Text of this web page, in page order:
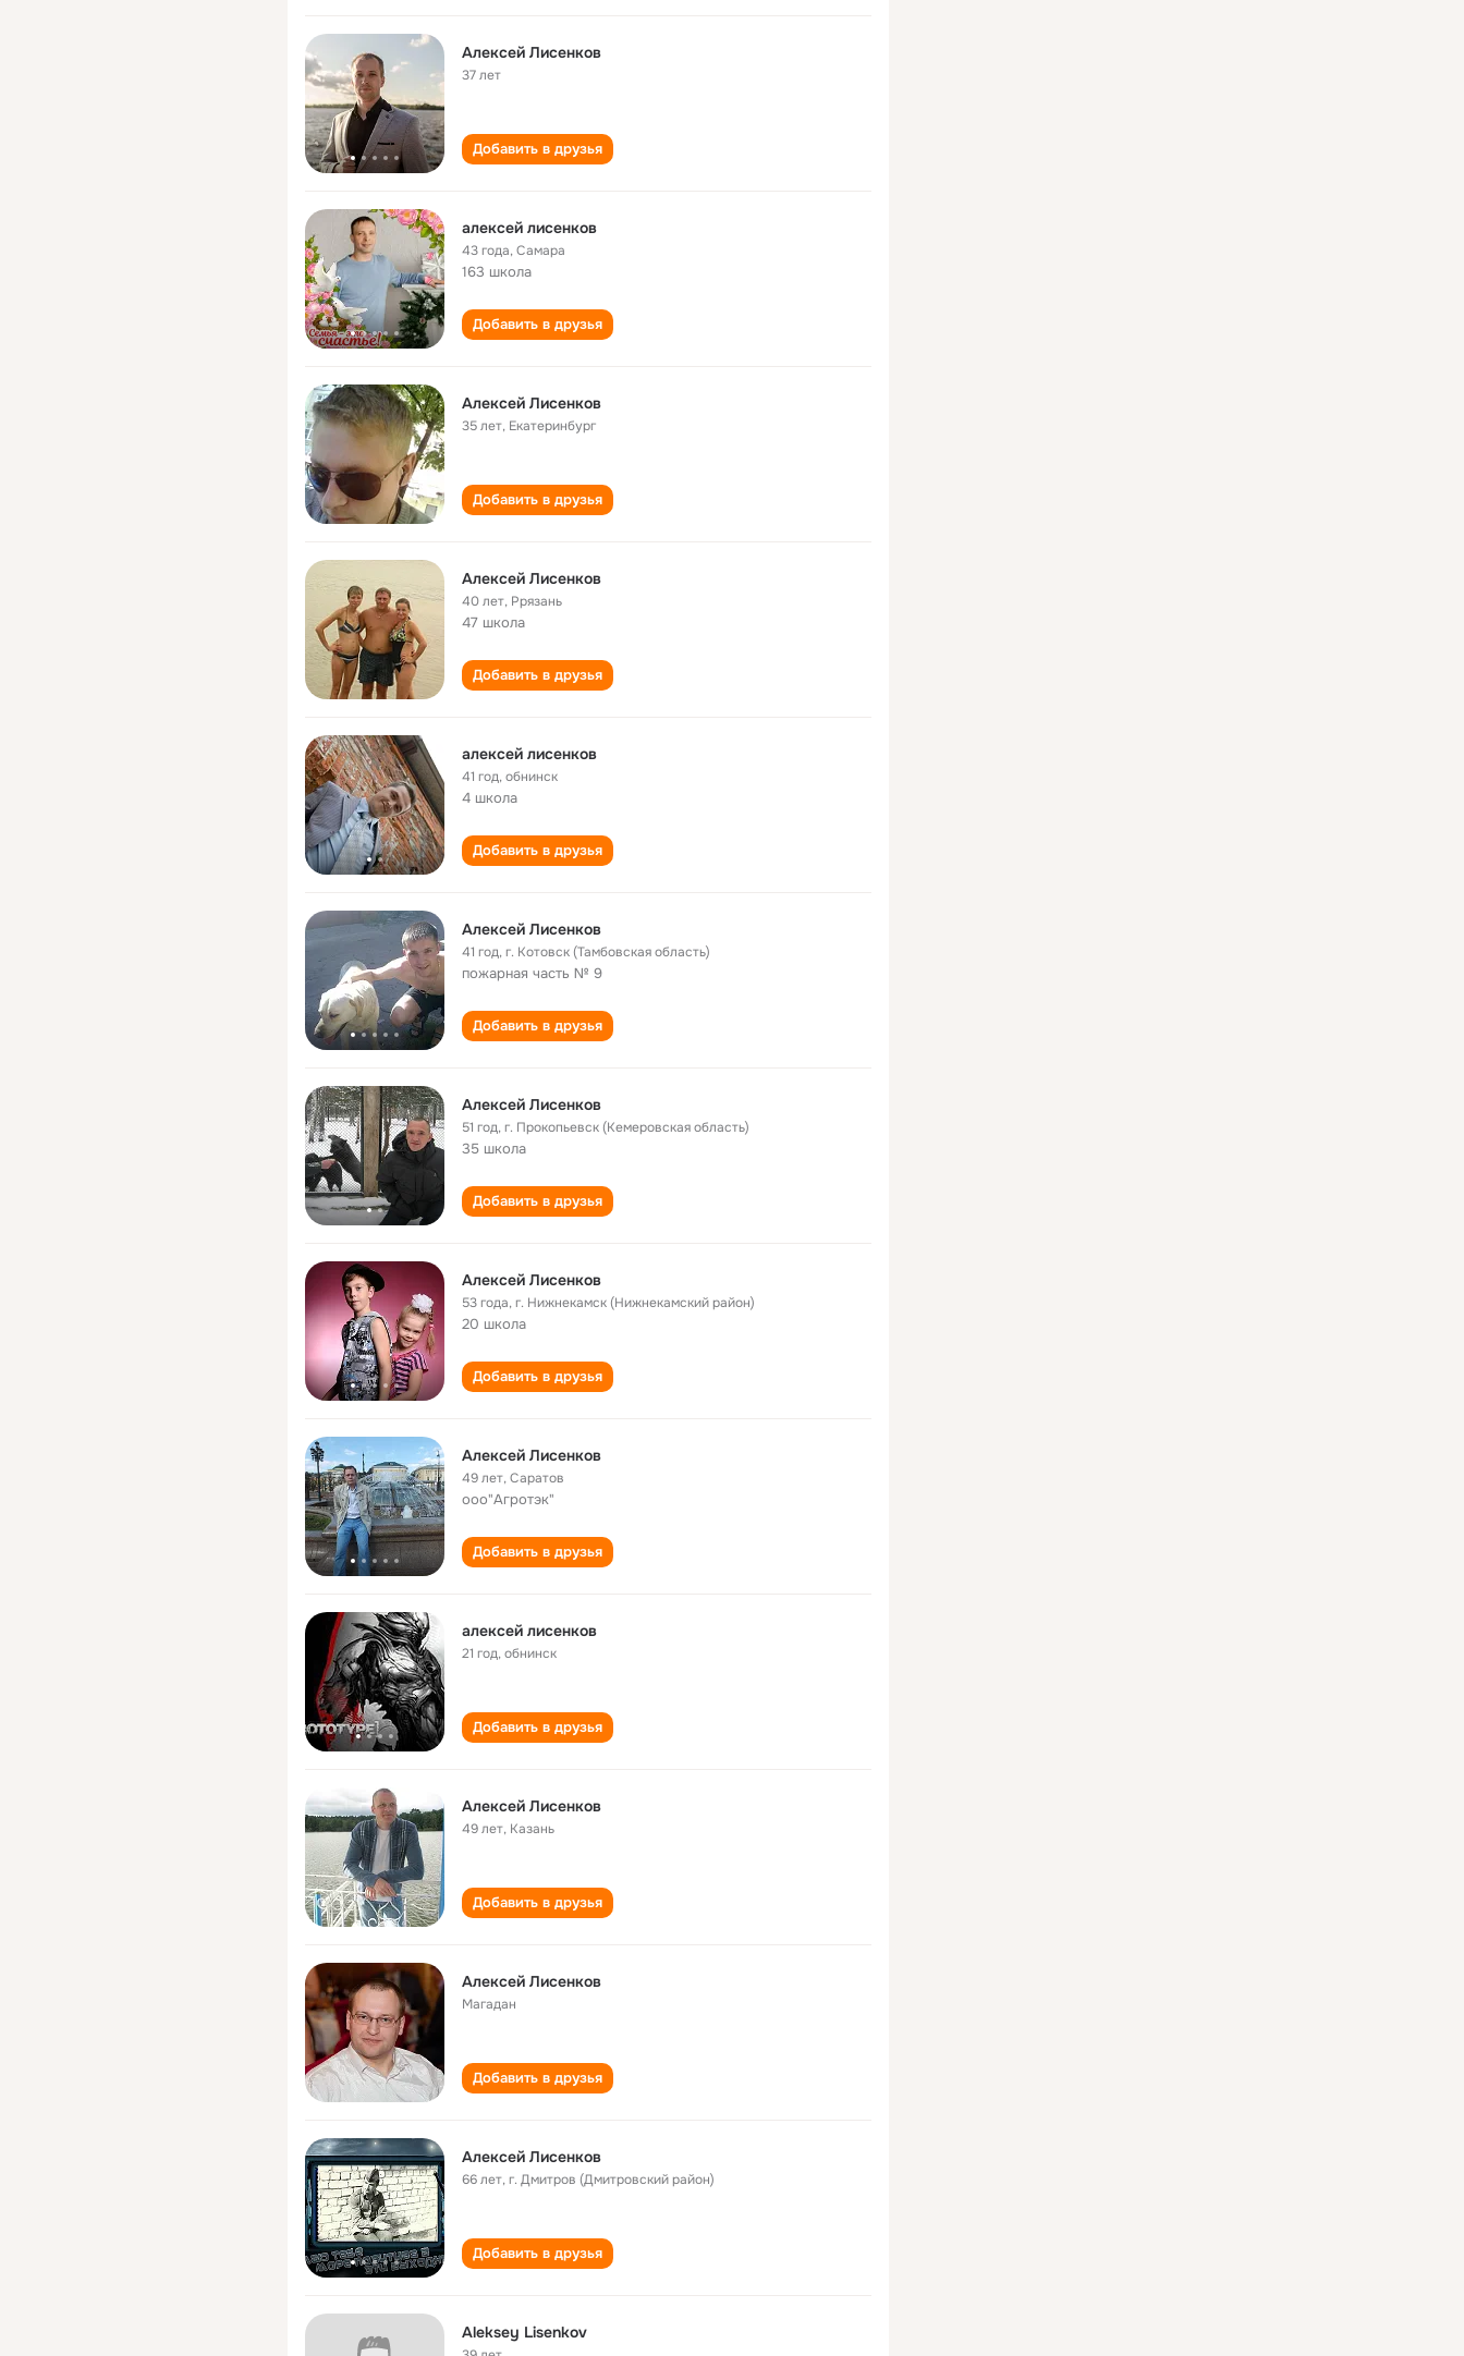
Алексей Лисенков
37 лет
Добавить в друзья
алексей лисенков
43 года,Самара
163 школа
Добавить в друзья
Алексей Лисенков
35 лет, Екатеринбург
Добавить в друзья
Алексей Лисенков
40 лет, Ррязань
47 школа
Добавить в друзья
алексей лисенков
41 год,обнинск
4 школа
Добавить в друзья
Алексей Лисенков
41 год,г. Котовск (Тамбовская область)
пожарная часть № 9
Добавить в друзья
Алексей Лисенков
51 год,г. Прокопьевск (Кемеровская область)
35 школа
Добавить в друзья
Алексей Лисенков
53 года,г. Нижнекамск (Нижнекамский район)
20 школа
Добавить в друзья
Алексей Лисенков
49 лет,Саратов
ооо"Агротэк"
Добавить в друзья
алексей лисенков
21 год,обнинск
Добавить в друзья
Алексей Лисенков
49 лет, Казань
Добавить в друзья
Алексей Лисенков
Магадан
Добавить в друзья
Алексей Лисенков
66 лет,г. Дмитров (Дмитровский район)
Добавить в друзья
Aleksey Lisenkov